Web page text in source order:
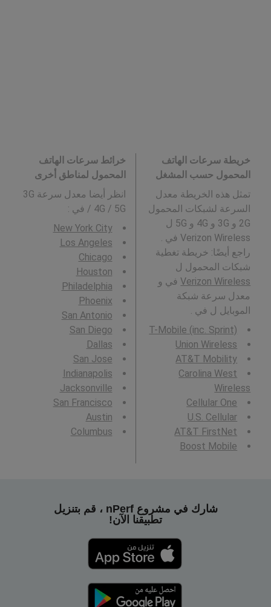
خريطة سرعات الهاتف
المحمول حسب المشغل
تمثل هذه الخريطة معدل
السرعة لشبكات المحمول
2G و 3G و 4G و 5G ل
Verizon Wireless في .
راجع أيضًا: خريطة تغطية
شبكات المحمول ل
Verizon Wirelessفي و
معدل سرعة شبكة
الموبايل ل في .
T-Mobile (inc. Sprint)
Union Wireless
AT&T Mobility
Carolina West
Wireless
Cellular One
U.S. Cellular
AT&T FirstNet
Boost Mobile
خرائط سرعات الهاتف
المحمول لمناطق أخرى
انظر أيضا معدل سرعة 3G
/ 4G / 5G في
:
New York City
Los Angeles
Chicago
Houston
Philadelphia
Phoenix
San Antonio
San Diego
Dallas
San Jose
Indianapolis
Jacksonville
San Francisco
Austin
Columbus
شارك في مشروع nPerf ، قم بتنزيل
تطبيقنا الآن!